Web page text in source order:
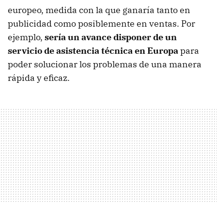
europeo, medida con la que ganaría tanto en
publicidad como posiblemente en ventas. Por
ejemplo, sería un avance disponer de un
servicio de asistencia técnica en Europapara
poder solucionar los problemas de una manera
rápida y eficaz.